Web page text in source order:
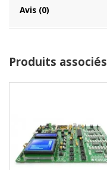
Avis (0)
Produits associés